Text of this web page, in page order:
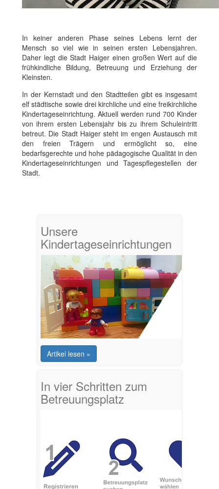
In keiner anderen Phase seines Lebens lernt der
Mensch so viel wie in seinen ersten Lebensjahren.
Daher legt die Stadt Haiger einen großen Wert auf die
frühkindliche Bildung, Betreuung und Erziehung der
Kleinsten.
In der Kernstadt und den Stadtteilen gibt es insgesamt
elf städtische sowie drei kirchliche und eine freikirchliche
Kindertageseinrichtung. Aktuell werden rund 700 Kinder
von ihrem ersten Lebensjahr bis zu ihrem Schuleintritt
betreut. Die Stadt Haiger steht im engen Austausch mit
den freien Trägern und ermöglicht so, eine
bedarfsgerechte und hohe pädagogische Qualität in den
Kindertageseinrichtungen und Tagespflegestellen der
Stadt.
Unsere
Kindertageseinrichtungen
Artikel lesen »
In vier Schritten zum
Betreuungsplatz